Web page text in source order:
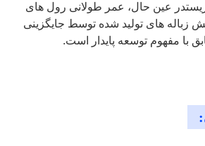
عین حال، عمر طولانی رول های
زباله های تولید شده توسط جایگزینی
با مفهوم توسعه پایدار است.